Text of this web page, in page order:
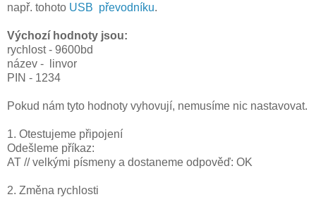
např. tohoto USB převodníku.
Výchozí hodnoty jsou:
rychlost - 9600bd
název - linvor
PIN - 1234
Pokud nám tyto hodnoty vyhovují, nemusíme nic nastavovat.
1. Otestujeme připojení
Odešleme příkaz:
AT // velkými písmeny a dostaneme odpověď: OK
2. Změna rychlosti